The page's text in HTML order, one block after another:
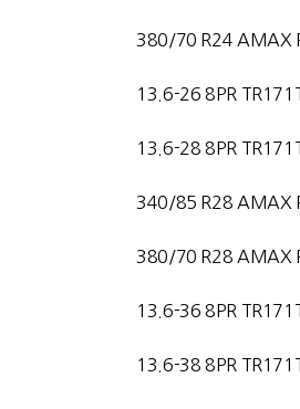
380/70 R24 AMAX
13.6-26 8PR
13.6-28 8PR
340/85 R28 AMAX
380/70 R28 AMAX
13.6-36 8PR
13.6-38 8PR